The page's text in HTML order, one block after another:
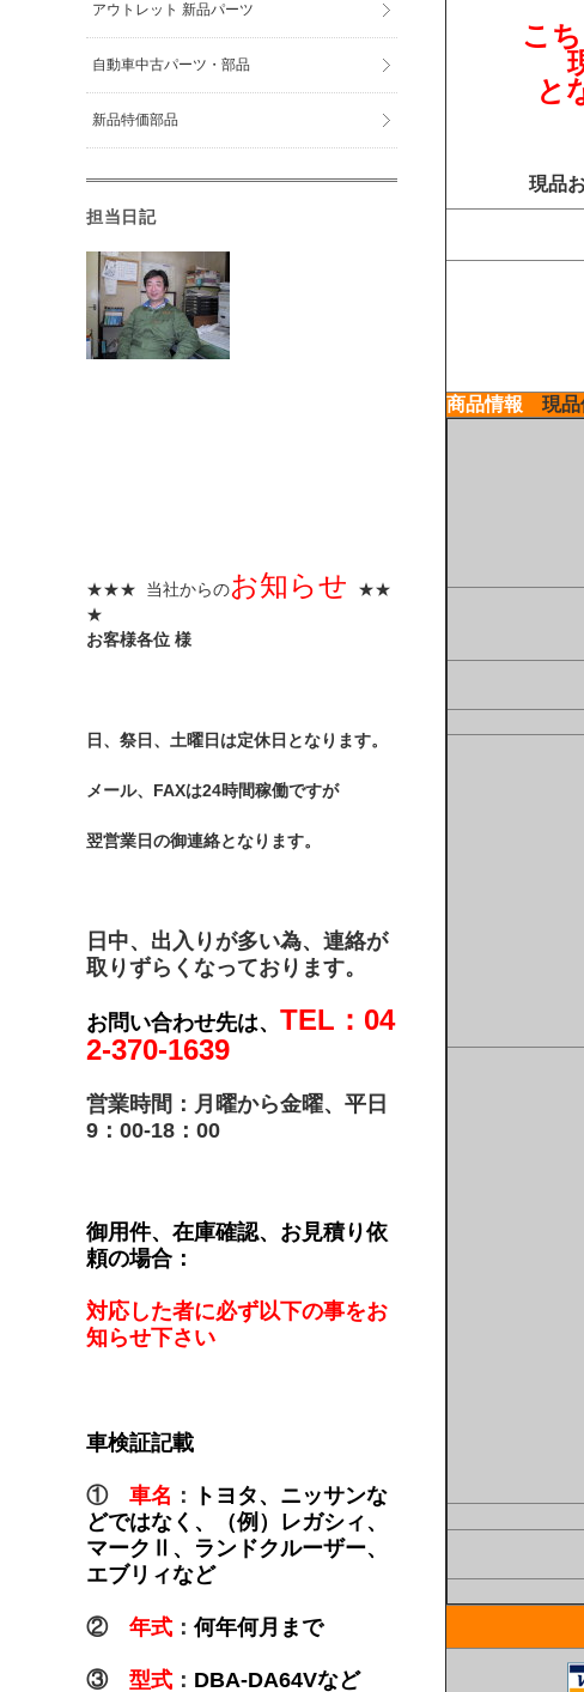
こ
と
現品
商品情報 現品
アウトレット 新品パーツ
自動車中古パーツ・部品
新品特価部品
担当日記
★★★ 当社からのお知らせ
★★
★
お客様各位 様
日、祭日、土曜日は定休日となります。
メール、FAXは24時間稼働ですが
翌営業日の御連絡となります。
日中、出入りが多い為、連絡が
取りずらくなっております。
お問い合わせ先は、 TEL：04
2-370-1639
営業時間：月曜から金曜、平日
9：00-18：00
御用件、在庫確認、お見積り依
頼の場合：
対応した者に必ず以下の事をお
知らせ下さい
車検証記載
① 車名 ：
トヨタ、ニッサンな
どではなく、（例）レガシィ、
マークⅡ、ランドクルーザー、
エブリィなど
② 年式 ： 何年何月まで
③ 型式 ： DBA-DA64Vなど